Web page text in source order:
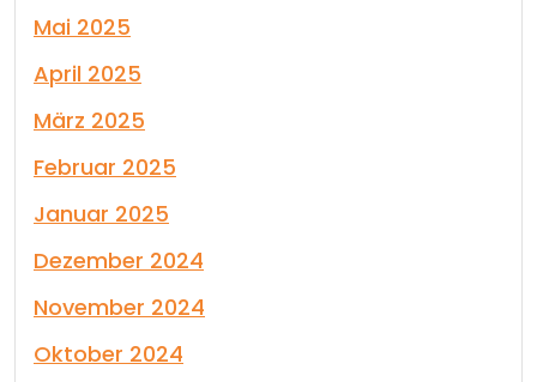
Mai 2025
April 2025
März 2025
Februar 2025
Januar 2025
Dezember 2024
November 2024
Oktober 2024